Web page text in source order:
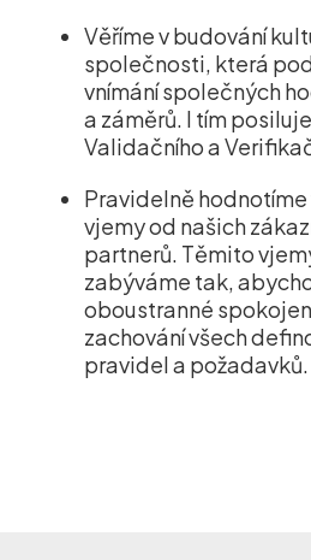
Věříme v budování
společnosti, která
vnímání společných
a záměrů. I tím
Validačního a
Pravidelně
vjemy od našich
partnerů. Těmito
zabýváme tak,
oboustranné
zachování všech
pravidel a požadavků.